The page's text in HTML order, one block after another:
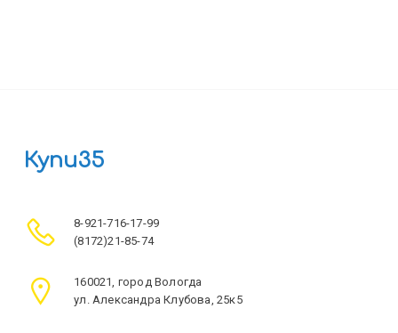
Купи35
8-921-716-17-99
(8172)21-85-74
160021, город Вологда
ул. Александра Клубова, 25к5